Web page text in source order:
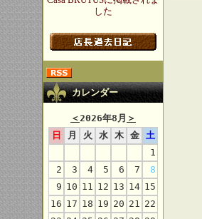
した
カレンダー
＜2026年8月 ＞
日
月 火 水 木 金
土
1
2
3 4 5 6 7
8
9 10 11 12 13 14 15
16 17 18 19 20 21 22